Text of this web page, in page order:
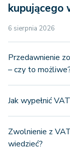
kupującego
6 sierpnia 2026
Przedawnienie
– czy to
Jak wypełnić
Zwolnienie z
wiedzieć?